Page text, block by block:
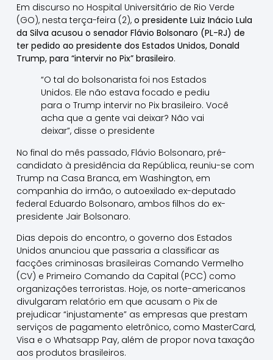
Em discurso no Hospital Universitário de Rio Verde
(GO), nesta terça-feira (2), o presidente Luiz Inácio Lula
da Silva acusou o senador Flávio Bolsonaro (PL-RJ) de
ter pedido ao presidente dos Estados Unidos, Donald
Trump, para “intervir no Pix” brasileiro.
“O tal do bolsonarista foi nos Estados
Unidos. Ele não estava focado e pediu
para o Trump intervir no Pix brasileiro. Você
acha que a gente vai deixar? Não vai
deixar”, disse o presidente
No final do mês passado, Flávio Bolsonaro, pré-
candidato à presidência da República, reuniu-se com
Trump na Casa Branca, em Washington, em
companhia do irmão, o autoexilado ex-deputado
federal Eduardo Bolsonaro, ambos filhos do ex-
presidente Jair Bolsonaro.
Dias depois do encontro, o governo dos Estados
Unidos anunciou que passaria a classificar as
facções criminosas brasileiras Comando Vermelho
(CV) e Primeiro Comando da Capital (PCC) como
organizações terroristas. Hoje, os norte-americanos
divulgaram relatório em que acusam o Pix de
prejudicar “injustamente” as empresas que prestam
serviços de pagamento eletrônico, como MasterCard,
Visa e o Whatsapp Pay, além de propor nova taxação
aos produtos brasileiros.